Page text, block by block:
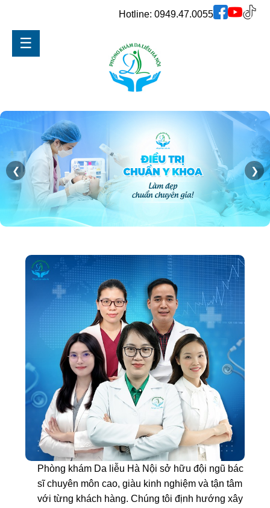
Hotline: 0949.47.0055
☰
❮ ❯
Phòng khám Da liễu Hà Nội sở hữu đội ngũ bác
sĩ chuyên môn cao, giàu kinh nghiệm và tận tâm
với từng khách hàng. Chúng tôi định hướng xây